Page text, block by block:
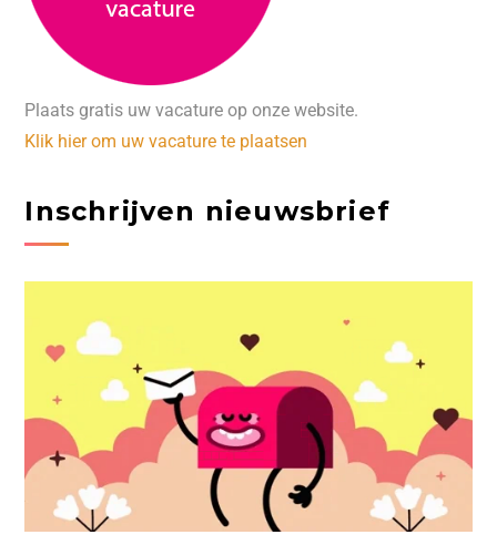
Plaats gratis uw vacature op onze website.
Klik hier om uw vacature te plaatsen
Inschrijven nieuwsbrief